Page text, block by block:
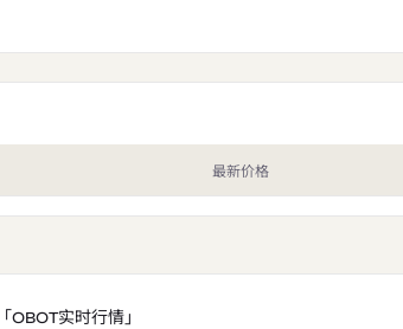
最新价格
「OBOT实时行情」